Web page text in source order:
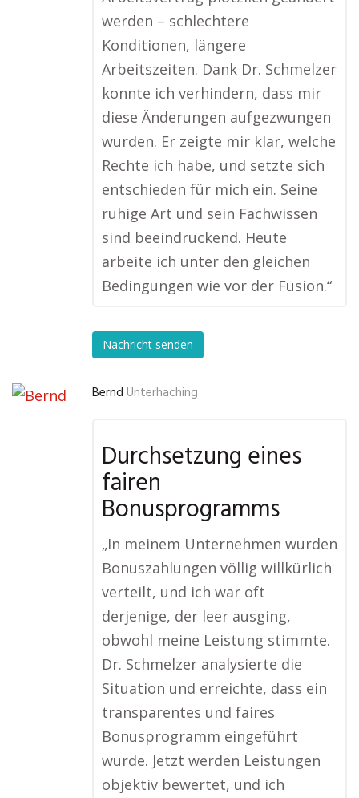
werden – schlechtere
Konditionen, längere
Arbeitszeiten. Dank Dr. Schmelzer
konnte ich verhindern, dass mir
diese Änderungen aufgezwungen
wurden. Er zeigte mir klar, welche
Rechte ich habe, und setzte sich
entschieden für mich ein. Seine
ruhige Art und sein Fachwissen
sind beeindruckend. Heute
arbeite ich unter den gleichen
Bedingungen wie vor der Fusion.“
Nachricht senden
Bernd Unterhaching
Durchsetzung eines
fairen
Bonusprogramms
„In meinem Unternehmen wurden
Bonuszahlungen völlig willkürlich
verteilt, und ich war oft
derjenige, der leer ausging,
obwohl meine Leistung stimmte.
Dr. Schmelzer analysierte die
Situation und erreichte, dass ein
transparentes und faires
Bonusprogramm eingeführt
wurde. Jetzt werden Leistungen
objektiv bewertet, und ich